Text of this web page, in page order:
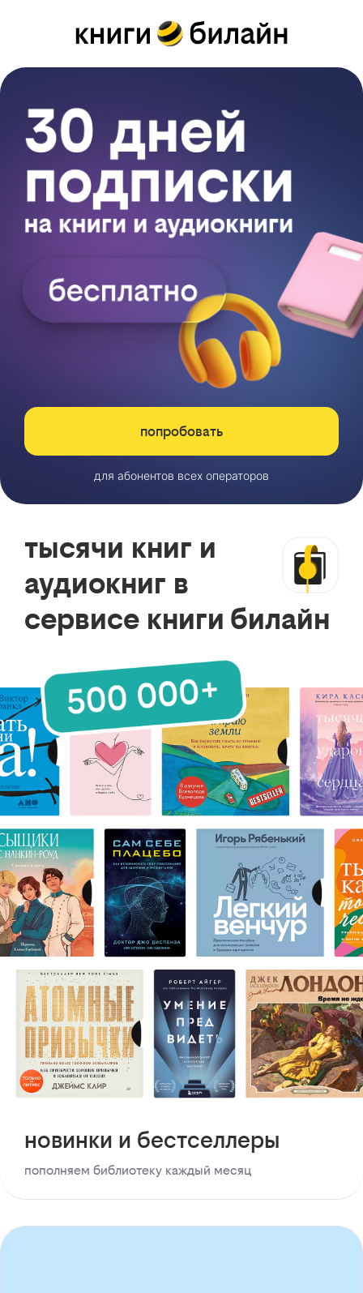
попробовать
для абонентов всех операторов
тысячи книг и
аудиокниг в
сервисе книги билайн
новинки и бестселлеры
пополняем библиотеку каждый месяц